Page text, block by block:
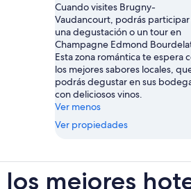
Cuando visites Brugny-
Vaudancourt, podrás
una degustación o un tour en
Champagne Edmond
Esta zona romántica te espera
los mejores sabores locales,
podrás degustar en sus
con deliciosos vinos.
Ver menos
Ver propiedades
mejores